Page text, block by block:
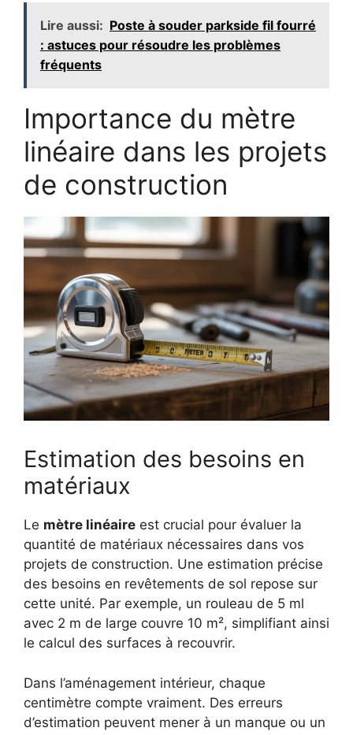
Lire aussi: Poste à souder parkside fil fourré
: astuces pour résoudre les problèmes
fréquents
Importance du mètre
linéaire dans les projets
de construction
Estimation des besoins en
matériaux
Le mètre linéaire est crucial pour évaluer la
quantité de matériaux nécessaires dans vos
projets de construction. Une estimation précise
des besoins en revêtements de sol repose sur
cette unité. Par exemple, un rouleau de 5 ml
avec 2 m de large couvre 10 m², simplifiant ainsi
le calcul des surfaces à recouvrir.
Dans l’aménagement intérieur, chaque
centimètre compte vraiment. Des erreurs
d’estimation peuvent mener à un manque ou un